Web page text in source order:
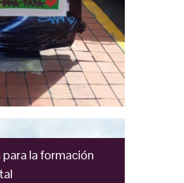
la formación